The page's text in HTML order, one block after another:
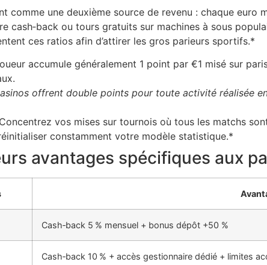
comme une deuxième source de revenu : chaque euro
cash‑back ou tours gratuits sur machines à sous
ces ratios afin d’attirer les gros parieurs sportifs.*
accumule généralement 1 point par €1 misé sur
offrent double points pour toute activité réalisée
vos mises sur tournois où tous les matchs
constamment votre modèle statistique.*
avantages spécifiques aux
Cash‑back 5 % mensuel + bonus dépôt +50 %
Cash‑back 10 % + accès gestionnaire dédié + limites